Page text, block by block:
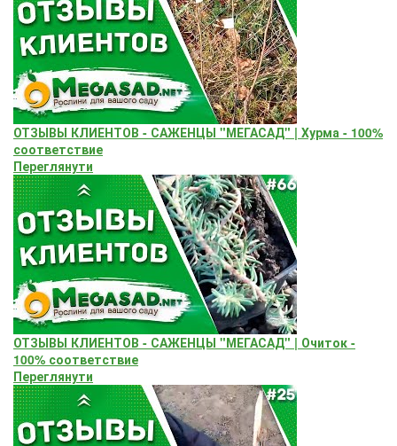
ОТЗЫВЫ КЛИЕНТОВ - САЖЕНЦЫ "МЕГАСАД" | Хурма - 100%
соответствие
Переглянути
ОТЗЫВЫ КЛИЕНТОВ - САЖЕНЦЫ "МЕГАСАД" | Очиток -
100% соответствие
Переглянути